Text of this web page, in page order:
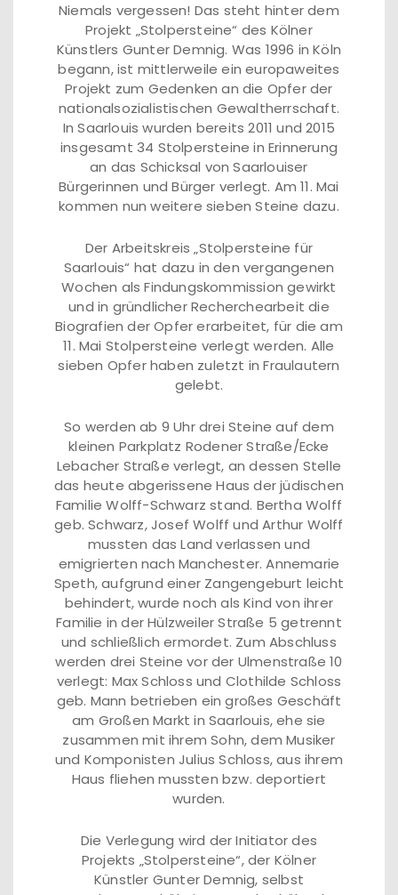
Niemals vergessen! Das steht hinter dem
Projekt „Stolpersteine“ des Kölner
Künstlers Gunter Demnig. Was 1996 in Köln
begann, ist mittlerweile ein europaweites
Projekt zum Gedenken an die Opfer der
nationalsozialistischen Gewaltherrschaft.
In Saarlouis wurden bereits 2011 und 2015
insgesamt 34 Stolpersteine in Erinnerung
an das Schicksal von Saarlouiser
Bürgerinnen und Bürger verlegt. Am 11. Mai
kommen nun weitere sieben Steine dazu.
Der Arbeitskreis „Stolpersteine für
Saarlouis“ hat dazu in den vergangenen
Wochen als Findungskommission gewirkt
und in gründlicher Recherchearbeit die
Biografien der Opfer erarbeitet, für die am
11. Mai Stolpersteine verlegt werden. Alle
sieben Opfer haben zuletzt in Fraulautern
gelebt.
So werden ab 9 Uhr drei Steine auf dem
kleinen Parkplatz Rodener Straße/Ecke
Lebacher Straße verlegt, an dessen Stelle
das heute abgerissene Haus der jüdischen
Familie Wolff-Schwarz stand. Bertha Wolff
geb. Schwarz, Josef Wolff und Arthur Wolff
mussten das Land verlassen und
emigrierten nach Manchester. Annemarie
Speth, aufgrund einer Zangengeburt leicht
behindert, wurde noch als Kind von ihrer
Familie in der Hülzweiler Straße 5 getrennt
und schließlich ermordet. Zum Abschluss
werden drei Steine vor der Ulmenstraße 10
verlegt: Max Schloss und Clothilde Schloss
geb. Mann betrieben ein großes Geschäft
am Großen Markt in Saarlouis, ehe sie
zusammen mit ihrem Sohn, dem Musiker
und Komponisten Julius Schloss, aus ihrem
Haus fliehen mussten bzw. deportiert
wurden.
Die Verlegung wird der Initiator des
Projekts „Stolpersteine“, der Kölner
Künstler Gunter Demnig, selbst